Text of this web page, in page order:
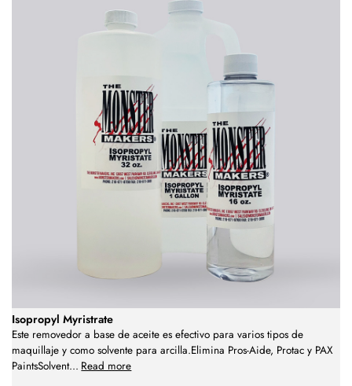
Isopropyl Myristrate
Este removedor a base de aceite es efectivo para varios tipos de
maquillaje y como solvente para arcilla.Elimina Pros-Aide, Protac y PAX
PaintsSolvent... Read more